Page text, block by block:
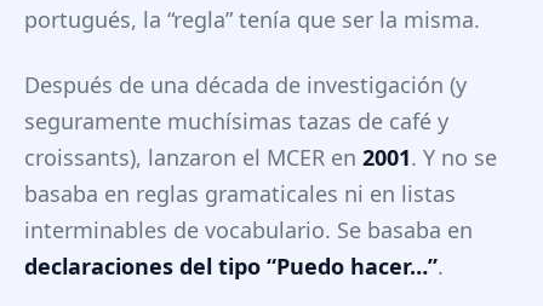
portugués, la “regla” tenía que ser la misma.
Después de una década de investigación (y
seguramente muchísimas tazas de café y
croissants), lanzaron el MCER en 2001. Y no se
basaba en reglas gramaticales ni en listas
interminables de vocabulario. Se basaba en
declaraciones del tipo “Puedo hacer…”.